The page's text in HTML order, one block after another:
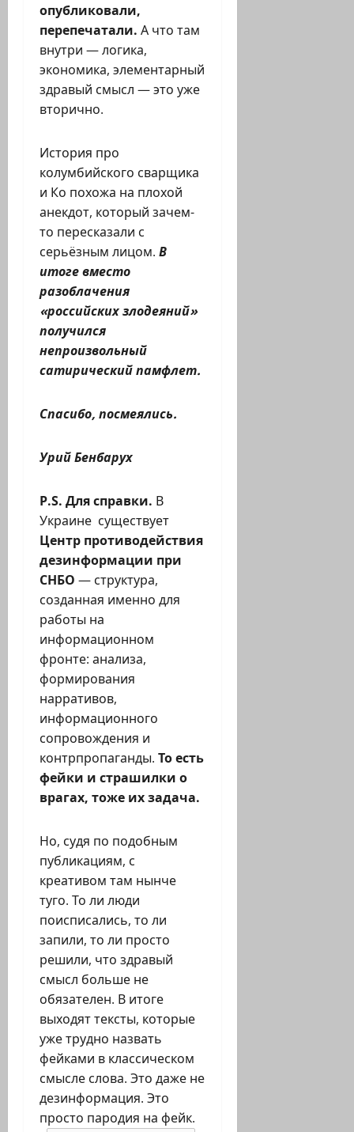
опубликовали,
перепечатали. А что там
внутри — логика,
экономика, элементарный
здравый смысл — это уже
вторично.
История про
колумбийского сварщика
и Ко похожа на плохой
анекдот, который зачем-
то пересказали с
серьёзным лицом. В
итоге вместо
разоблачения
«российских злодеяний»
получился
непроизвольный
сатирический памфлет.
Спасибо, посмеялись.
Урий Бенбарух
P.S. Для справки. В
Украине существует
Центр противодействия
дезинформации при
СНБО — структура,
созданная именно для
работы на
информационном
фронте: анализа,
формирования
нарративов,
информационного
сопровождения и
контрпропаганды. То есть
фейки и страшилки о
врагах, тоже их задача.
Но, судя по подобным
публикациям, с
креативом там нынче
туго. То ли люди
поисписались, то ли
запили, то ли просто
решили, что здравый
смысл больше не
обязателен. В итоге
выходят тексты, которые
уже трудно назвать
фейками в классическом
смысле слова. Это даже не
дезинформация. Это
просто пародия на фейк.